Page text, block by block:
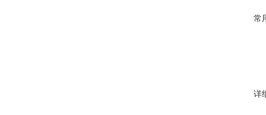
常
详